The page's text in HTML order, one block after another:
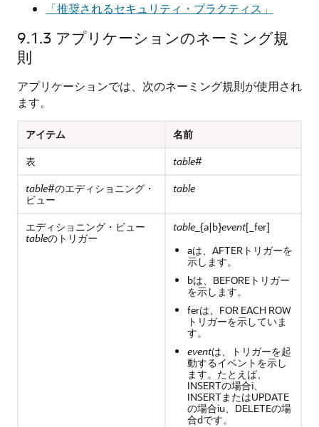
「推奨されるセキュリティ・プラクティス」
9.1.3 アプリケーションのネーミング規
則
アプリケーションでは、次のネーミング規則が使用され
ます。
アイテム
名前
表
table#
table#のエディショニング・
ビュー
table
エディショニング・ビュー
tableのトリガー
table _{a|b}event[_fer]
aは、AFTERトリガーを
示します。
bは、BEFOREトリガー
を示します。
ferは、FOR EACH ROW
トリガーを示していま
す。
eventは、トリガーを起
動するイベントを示し
ます。たとえば、
INSERTの場合i、
INSERTまたはUPDATE
の場合iu、DELETEの場
合dです。